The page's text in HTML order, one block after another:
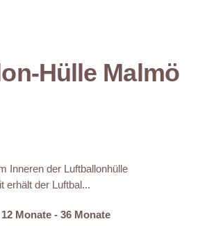
Hülle Malmö
Inneren der Luftballonhülle
erhält der Luftbal...
12 Monate - 36 Monate